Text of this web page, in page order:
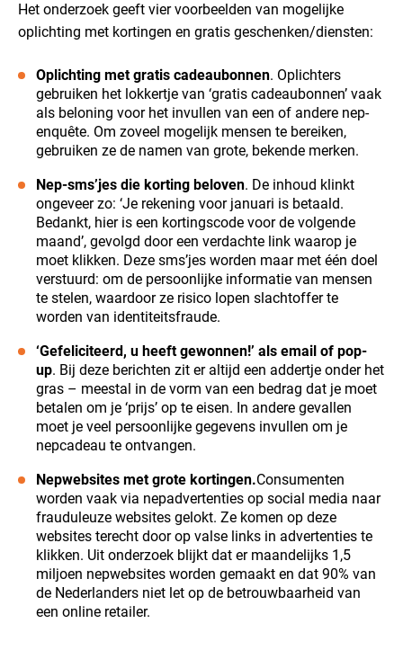
Het onderzoek geeft vier voorbeelden van mogelijke
oplichting met kortingen en gratis geschenken/diensten:
Oplichting met gratis cadeaubonnen. Oplichters
gebruiken het lokkertje van ‘gratis cadeaubonnen’ vaak
als beloning voor het invullen van een of andere nep-
enquête. Om zoveel mogelijk mensen te bereiken,
gebruiken ze de namen van grote, bekende merken.
Nep-sms’jes die korting beloven. De inhoud klinkt
ongeveer zo: ‘Je rekening voor januari is betaald.
Bedankt, hier is een kortingscode voor de volgende
maand’, gevolgd door een verdachte link waarop je
moet klikken. Deze sms’jes worden maar met één doel
verstuurd: om de persoonlijke informatie van mensen
te stelen, waardoor ze risico lopen slachtoffer te
worden van identiteitsfraude.
‘Gefeliciteerd, u heeft gewonnen!’ als email of pop-
up. Bij deze berichten zit er altijd een addertje onder het
gras – meestal in de vorm van een bedrag dat je moet
betalen om je ‘prijs’ op te eisen. In andere gevallen
moet je veel persoonlijke gegevens invullen om je
nepcadeau te ontvangen.
Nepwebsites met grote kortingen.Consumenten
worden vaak via nepadvertenties op social media naar
frauduleuze websites gelokt. Ze komen op deze
websites terecht door op valse links in advertenties te
klikken. Uit onderzoek blijkt dat er maandelijks 1,5
miljoen nepwebsites worden gemaakt en dat 90% van
de Nederlanders niet let op de betrouwbaarheid van
een online retailer.